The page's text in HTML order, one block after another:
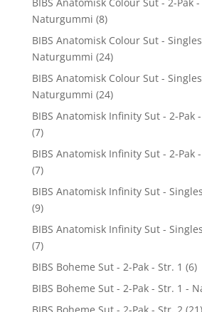
Naturgummi (8)
BIBS Anatomisk Colour Sut -
Naturgummi (24)
BIBS Anatomisk Colour Sut -
Naturgummi (24)
BIBS Anatomisk Infinity Sut - 2-Pak
(7)
BIBS Anatomisk Infinity Sut - 2-Pak
(7)
BIBS Anatomisk Infinity Sut -
(9)
BIBS Anatomisk Infinity Sut -
(7)
BIBS Boheme Sut - 2-Pak - Str. 1 (6)
BIBS Boheme Sut - 2-Pak - Str. 1 -